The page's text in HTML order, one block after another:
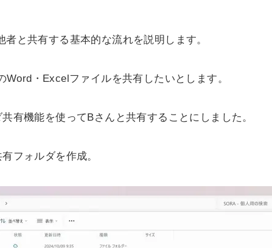
と共有する基本的な流れを説明します。
・Excelファイルを共有したいとします。
有機能を使ってBさんと共有することにしました。
フォルダを作成。